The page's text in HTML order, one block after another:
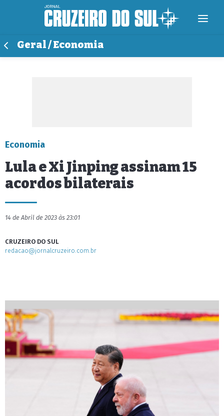
Geral / Economia
Economia
Lula e Xi Jinping assinam 15
acordos bilaterais
14 de Abril de 2023 às 23:01
CRUZEIRO DO SUL
redacao@jornalcruzeiro.com.br